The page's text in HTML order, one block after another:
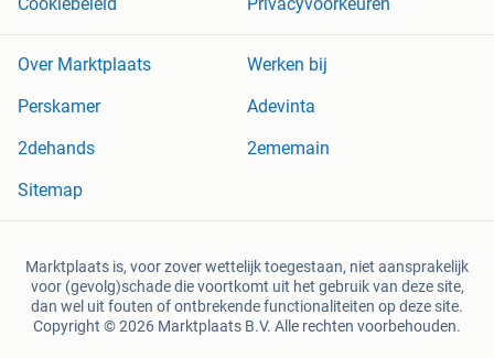
Cookiebeleid
Privacyvoorkeuren
Over Marktplaats
Werken bij
Perskamer
Adevinta
2dehands
2ememain
Sitemap
Marktplaats is, voor zover wettelijk toegestaan, niet aansprakelijk
voor (gevolg)schade die voortkomt uit het gebruik van deze site,
dan wel uit fouten of ontbrekende functionaliteiten op deze site.
Copyright © 2026 Marktplaats B.V. Alle rechten voorbehouden.